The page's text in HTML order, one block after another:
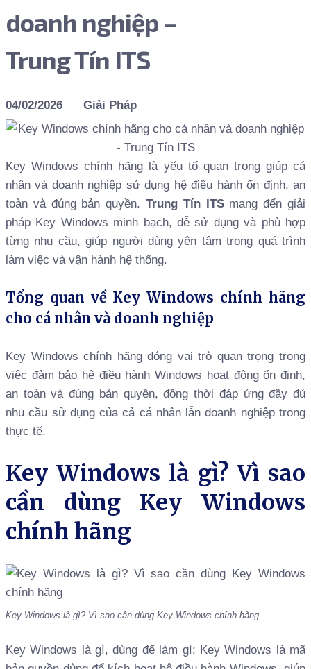
doanh nghiệp –
Trung Tín ITS
04/02/2026 Giải Pháp
Key Windows chính hãng là yếu tố quan trọng giúp cá
nhân và doanh nghiệp sử dụng hệ điều hành ổn định, an
toàn và đúng bản quyền. Trung Tín ITSmang đến giải
pháp Key Windows minh bạch, dễ sử dụng và phù hợp
từng nhu cầu, giúp người dùng yên tâm trong quá trình
làm việc và vận hành hệ thống.
Tổng quan về Key Windows chính hãng
cho cá nhân và doanh nghiệp
Key Windows chính hãng đóng vai trò quan trọng trong
việc đảm bảo hệ điều hành Windows hoạt động ổn định,
an toàn và đúng bản quyền, đồng thời đáp ứng đầy đủ
nhu cầu sử dụng của cả cá nhân lẫn doanh nghiệp trong
thực tế.
Key Windows là gì? Vì sao
cần dùng Key Windows
chính hãng
Key Windows là gì? Vì sao cần dùng Key Windows chính hãng
Key Windows là gì, dùng để làm gì: Key Windows là mã